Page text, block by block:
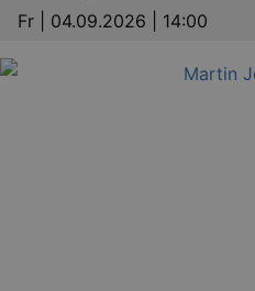
Fr | 04.09.2026 | 14:00